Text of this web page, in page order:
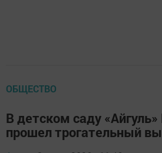
ОБЩЕСТВО
В детском саду
прошел трогательный